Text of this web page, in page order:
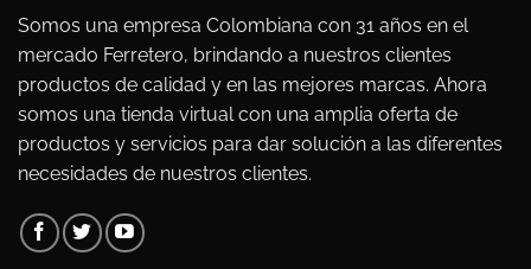
Somos una empresa Colombiana con 31 años en el
mercado Ferretero, brindando a nuestros clientes
productos de calidad y en las mejores marcas. Ahora
somos una tienda virtual con una amplia oferta de
productos y servicios para dar solución a las diferentes
necesidades de nuestros clientes.